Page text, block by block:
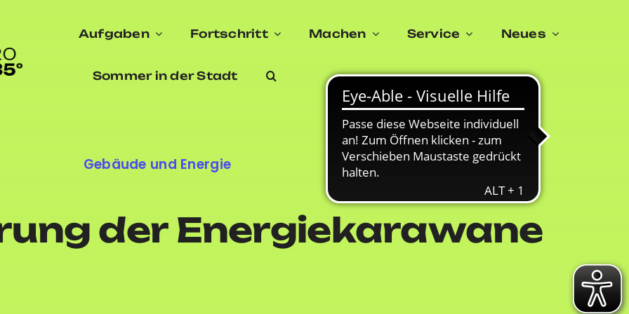
Aufgaben Fortschritt Machen Service Neues
Sommer in der Stadt
Gebäude und Energie
der Energiekarawane